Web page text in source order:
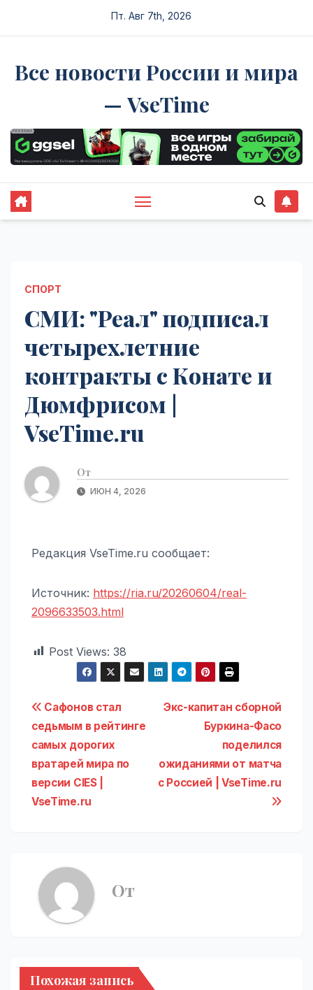
Пт. Авг 7th, 2026
Все новости России и мира
— VseTime
СПОРТ
СМИ: "Реал" подписал
четырехлетние
контракты с Конате и
Дюмфрисом |
VseTime.ru
От
ИЮН 4, 2026
Редакция VseTime.ru сообщает:
Источник: https://ria.ru/20260604/real-
2096633503.html
Post Views: 38
Навигация
по
записям
Экс-капитан сборной
Буркина-Фасо
поделился
ожиданиями от матча
с Россией | VseTime.ru
Сафонов стал
седьмым в рейтинге
самых дорогих
вратарей мира по
версии CIES |
VseTime.ru
От
Похожая запись